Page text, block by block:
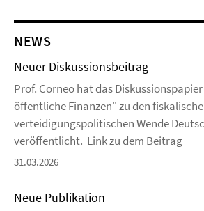
NEWS
Neuer Diskussionsbeitrag
Prof. Corneo hat das
öffentliche Finanzen" zu den
verteidigungspolitischen Wende
veröffentlicht. Link zu dem Beitrag
31.03.2026
Neue Publikation